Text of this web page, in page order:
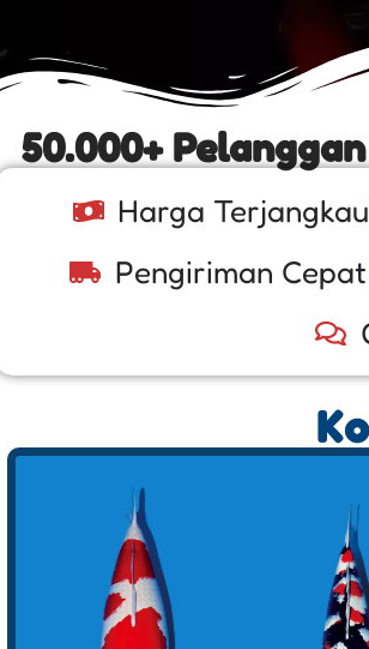
50.000+
Harga Terjangkau
Pengiriman Cepat